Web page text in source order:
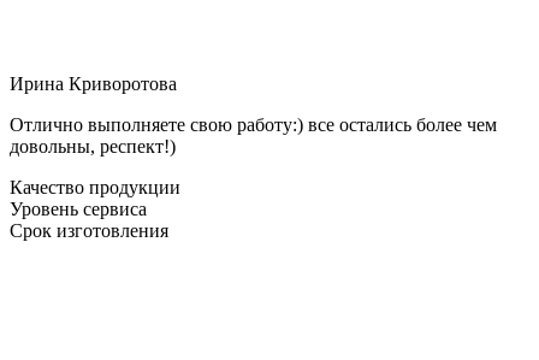
Ирина Криворотова
Отлично выполняете свою работу:) все остались более чем
довольны, респект!)
Качество продукции
Уровень сервиса
Срок изготовления